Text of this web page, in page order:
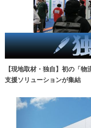
【現地取材・独自】初の「
支援ソリューションが集結